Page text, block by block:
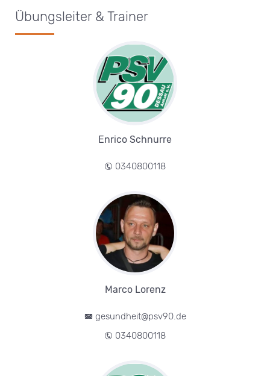
Übungsleiter & Trainer
Enrico Schnurre
0340800118
Marco Lorenz
gesundheit@psv90.de
0340800118